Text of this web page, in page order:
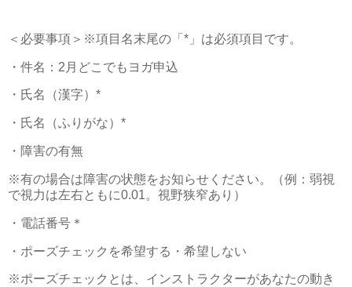
＜必要事項＞※項目名末尾の「*」は必須項目です。
・件名：2月どこでもヨガ申込
・氏名（漢字）*
・氏名（ふりがな）*
・障害の有無
※有の場合は障害の状態をお知らせください。（例：弱視
で視力は左右ともに0.01。視野狭窄あり）
・電話番号＊
・ポーズチェックを希望する・希望しない
※ポーズチェックとは、インストラクターがあなたの動き